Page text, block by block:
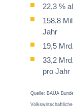
22,3 %
158,8
Jahr
19,5
33,2
pro Jahr
Quelle: BAUA